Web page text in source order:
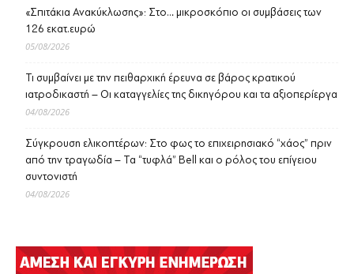
«Σπιτάκια Ανακύκλωσης»: Στο… μικροσκόπιο οι συμβάσεις των
126 εκατ.ευρώ
05/08/2026
Τι συμβαίνει με την πειθαρχική έρευνα σε βάρος κρατικού
ιατροδικαστή – Οι καταγγελίες της δικηγόρου και τα αξιοπερίεργα
04/08/2026
Σύγκρουση ελικοπτέρων: Στο φως το επιχειρησιακό “χάος” πριν
από την τραγωδία – Τα “τυφλά” Bell και ο ρόλος του επίγειου
συντονιστή
04/08/2026